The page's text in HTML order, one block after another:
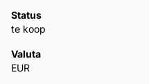
Status
te koop
Valuta
EUR